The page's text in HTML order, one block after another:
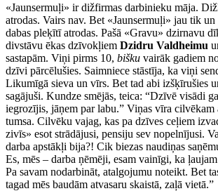
«Jaunsermuļi» ir dižfirmas darbinieku māja.
atrodas. Vairs nav. Bet «Jaunsermuļi» jau tik un
dabas pleķītī atrodas. Pašā «Gravu» dzirnavu
divstāvu ēkas dzīvokļiem Dzidru Valdheimu
sastapām. Viņi pirms 10, bišku vairāk gadiem
dzīvi pārcēlušies. Saimniece stāstīja, ka viņi
Likumīgā sieva un vīrs. Bet tad abi izšķīrušies
sagājuši. Kundze smējās, teica: “Dzīvē visādi
iegrozījis, jāņem par labu.” Viņas vīra
tumsa. Cilvēku vajag, kas pa dzīves ceļiem
zivīs» esot strādājusi, pensiju sev nopelnījusi.
darba apstākļi bija?! Cik biezas naudiņas
Es, mēs – darba ņēmēji, esam vainīgi, ka
Pa savam nodarbināt, atalgojumu noteikt. Bet
tagad mēs baudām atvasaru skaistā, zaļā vietā.”